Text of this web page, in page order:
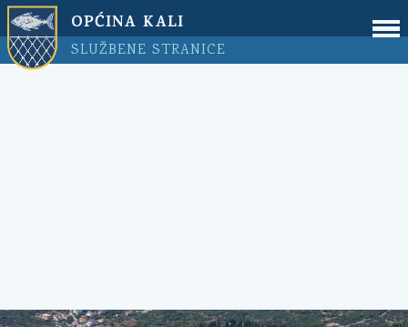
OPĆINA KALI
SLUŽBENE STRANICE